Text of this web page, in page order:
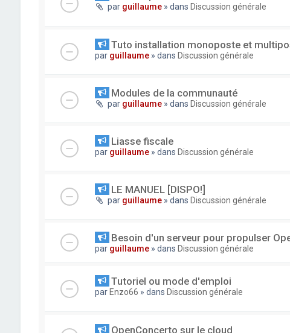
par guillaume » dans Discussion générale
Tuto installation monoposte et
par guillaume » dans Discussion générale
Modules de la communauté
par guillaume » dans Discussion générale
Liasse fiscale
par guillaume » dans Discussion générale
LE MANUEL [DISPO!]
par guillaume » dans Discussion générale
Besoin d'un serveur pour propulser
par guillaume » dans Discussion générale
Tutoriel ou mode d'emploi
par Enzo66 » dans Discussion générale
OpenConcerto sur le cloud